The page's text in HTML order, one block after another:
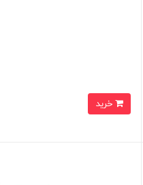
خرید